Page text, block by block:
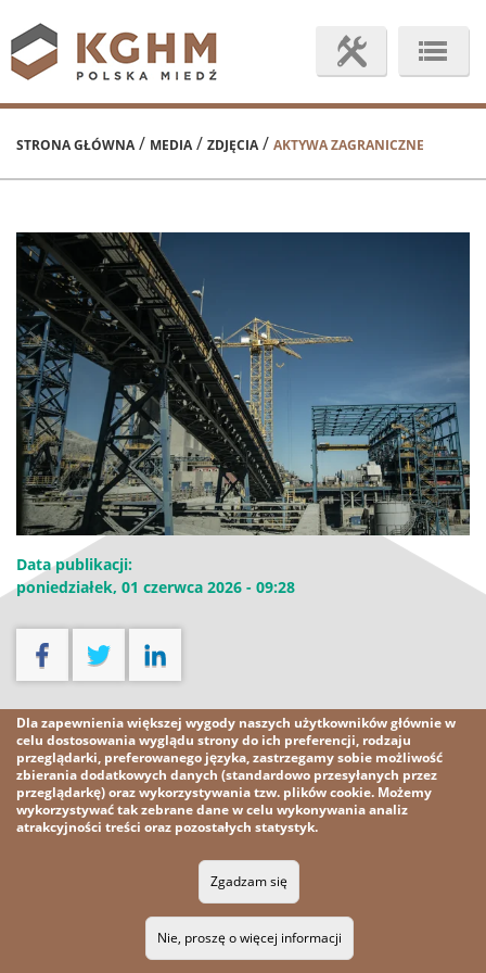
STRONA GŁÓWNA/ MEDIA/ ZDJĘCIA/ AKTYWA ZAGRANICZNE
Data publikacji:
poniedziałek, 01 czerwca 2026 - 09:28
Pobierz
Pobierz plik [7,8 MB]
Wszelkie prawa zastrzeżone
Polityka prywatności
MAPA STRONY
Dla zapewnienia większej wygody naszych użytkowników głównie w
celu dostosowania wyglądu strony do ich preferencji, rodzaju
przeglądarki, preferowanego języka, zastrzegamy sobie możliwość
zbierania dodatkowych danych (standardowo przesyłanych przez
przeglądarkę) oraz wykorzystywania tzw. plików cookie. Możemy
wykorzystywać tak zebrane dane w celu wykonywania analiz
atrakcyjności treści oraz pozostałych statystyk.
Zgadzam się
Nie, proszę o więcej informacji